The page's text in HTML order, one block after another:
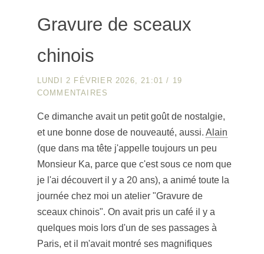
Gravure de sceaux
chinois
LUNDI 2 FÉVRIER 2026, 21:01 / 19
COMMENTAIRES
Ce dimanche avait un petit goût de nostalgie,
et une bonne dose de nouveauté, aussi. Alain
(que dans ma tête j'appelle toujours un peu
Monsieur Ka, parce que c'est sous ce nom que
je l'ai découvert il y a 20 ans), a animé toute la
journée chez moi un atelier "Gravure de
sceaux chinois". On avait pris un café il y a
quelques mois lors d'un de ses passages à
Paris, et il m'avait montré ses magnifiques